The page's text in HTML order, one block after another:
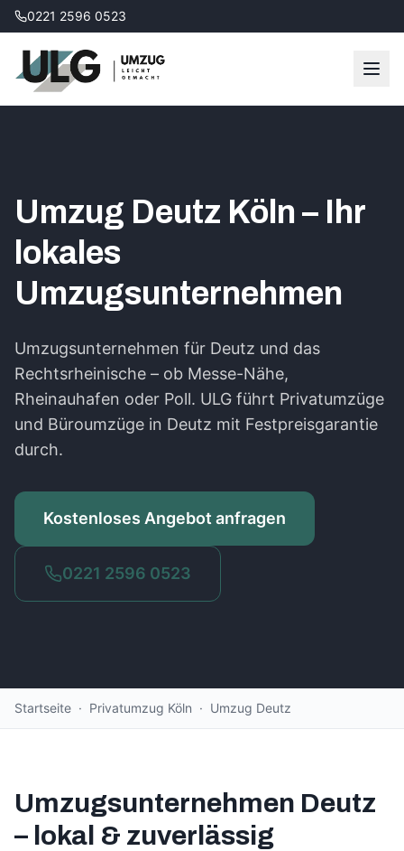
0221 2596 0523
Umzug Deutz Köln – Ihr
lokales
Umzugsunternehmen
Umzugsunternehmen für Deutz und das
Rechtsrheinische – ob Messe-Nähe,
Rheinauhafen oder Poll. ULG führt Privatumzüge
und Büroumzüge in Deutz mit Festpreisgarantie
durch.
Kostenloses Angebot anfragen
0221 2596 0523
Startseite · Privatumzug Köln · Umzug Deutz
Umzugsunternehmen Deutz
– lokal & zuverlässig